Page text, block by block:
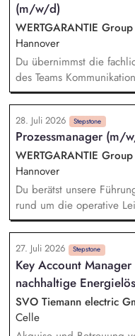
Klimaanpassung.
Priorisierung zur
Integration der
bestehende
(m/w/d)
WERTGARANTIE Group
Hannover
Du übernimmst die
des Teams
definierst du Ziele,
deren Erreichung sicher.
Teammeetings sowie
und förderst die
Mitarbeitenden. Du
Arbeitsabläufe im
kontinuierlich weiter. In
du professionell
findest nachhaltige
28. Juli 2026 Stepstone
Prozessmanager (m/
WERTGARANTIE Group
Hannover
Du berätst unsere
rund um die operative
sie im Tagesgeschäft.
(Teil-)Verantwortung für
Dokumentation unserer
deinem Blick für
passende Maßnahmen
koordinierst und wertest
Schadenabwicklung aus.
27. Juli 2026 Stepstone
Key Account
nachhaltige
SVO Tiemann electric
Celle